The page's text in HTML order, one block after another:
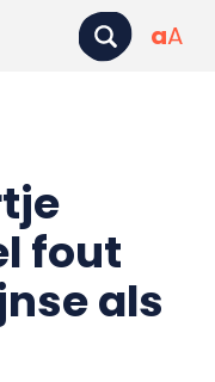
aA
fout
als